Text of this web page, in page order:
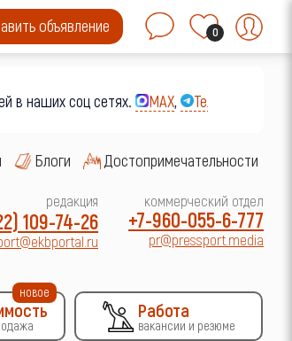
объявление 0
соц сетях. MAX, Телеграм
Блоги Достопримечательности
редакция
109-74-26
коммерческий отдел
+7-960-055-6-777
pr@pressport.media
новое
Работа
вакансии и резюме